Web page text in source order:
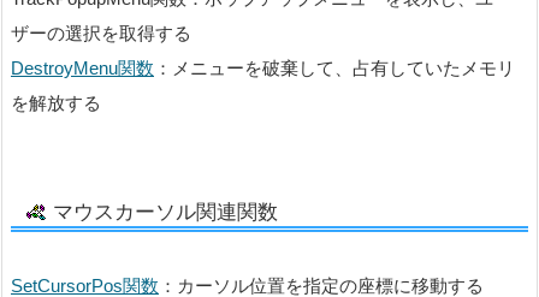
ザーの選択を取得する
DestroyMenu関数 ：メニューを破棄して、占有していたメモリ
を解放する
マウスカーソル関連関数
SetCursorPos関数 ：カーソル位置を指定の座標に移動する